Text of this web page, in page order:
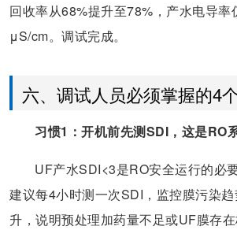
回收率从68%提升至78%，产水电导率
μS/cm。调试完成。
六、调试人员必须掌握的4
习惯1：开机前先测SDI，这是RO
UF产水SDI<3是RO安全运行的必
建议每4小时测一次SDI，监控膜污染
升，说明预处理加药量不足或UF膜存在